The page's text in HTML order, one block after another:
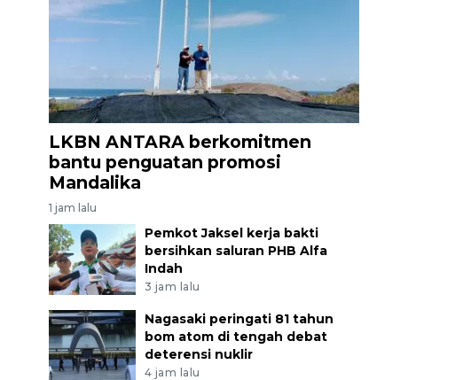
LKBN ANTARA berkomitmen
bantu penguatan promosi
Mandalika
1 jam lalu
Pemkot Jaksel kerja bakti
bersihkan saluran PHB Alfa
Indah
3 jam lalu
Nagasaki peringati 81 tahun
bom atom di tengah debat
deterensi nuklir
4 jam lalu